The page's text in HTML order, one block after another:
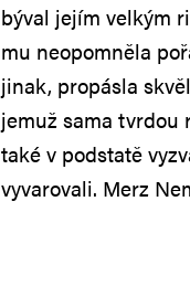
býval jejím velkým
mu neopomněla
jinak, propásla
jemuž sama
také v podstatě
vyvarovali. Merz